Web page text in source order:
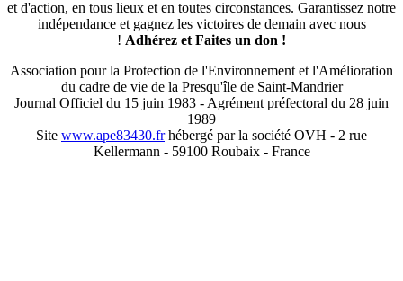
et d'action, en tous lieux et en toutes circonstances. Garantissez notre
indépendance et gagnez les victoires de demain avec nous
! Adhérez et Faites un don !
Association pour la Protection de l'Environnement et l'Amélioration
du cadre de vie de la Presqu'île de Saint-Mandrier
Journal Officiel du 15 juin 1983 - Agrément préfectoral du 28 juin
1989
Site www.ape83430.frhébergé par la société OVH - 2 rue
Kellermann - 59100 Roubaix - France